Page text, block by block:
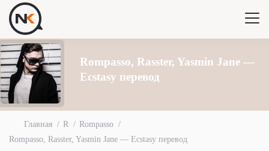
Rompasso, Rasster, Yasmin Jane —
Ecstasy перевод
Главная R
Rompasso
Rompasso, Rasster, Yasmin Jane — Ecstasy перевод